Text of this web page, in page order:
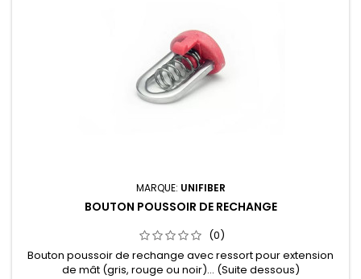
MARQUE: UNIFIBER
BOUTON POUSSOIR DE RECHANGE
(0)
Bouton poussoir de rechange avec ressort pour extension
de mât (gris, rouge ou noir)... (Suite dessous)